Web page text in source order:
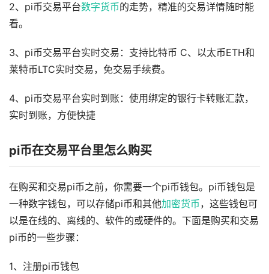
2、pi币交易平台数字货币的走势，精准的交易详情随时能
看。
3、pi币交易平台实时交易：支持比特币 C、以太币ETH和
莱特币LTC实时交易，免交易手续费。
4、pi币交易平台实时到账：使用绑定的银行卡转账汇款，
实时到账，方便快捷
pi币在交易平台里怎么购买
在购买和交易pi币之前，你需要一个pi币钱包。pi币钱包是
一种数字钱包，可以存储pi币和其他加密货币，这些钱包可
以是在线的、离线的、软件的或硬件的。下面是购买和交易
pi币的一些步骤：
1、注册pi币钱包